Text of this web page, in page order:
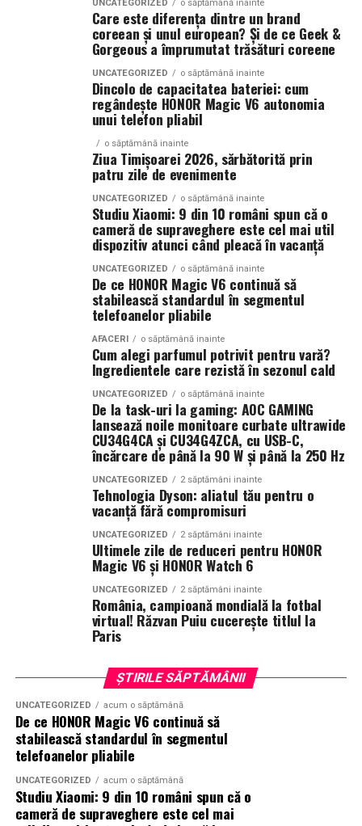
lucru contribuie la creșterea rentabilității investiției și la
îmbunătățirea performanței generale a strategiei de
O strategie digitală eficientă presupune colaborarea
dintre toate componentele importante: website, SEO,
conținut, promovare și analiză de date. Atunci când
aceste elemente sunt integrate corect, rezultatele devin
mai stabile și mai predictibile.
Pe termen lung, beneficiile sunt evidente. Crește
numărul de clienți, se consolidează reputația brandului
și se dezvoltă relații mai puternice cu publicul. În plus,
investițiile realizate în mediul online produc efecte care
se acumulează și generează valoare constantă.
strategic observă frecvent creșteri ale veniturilor și o
poziționare mai bună în piață. Aceste avantaje oferă
stabilitate și creează premisele unei dezvoltări
În concluzie, integrarea unui website performant cu
optimizarea și promovarea eficientă reprezintă una
dintre cele mai profitabile direcții de dezvoltare pentru
orice afacere care dorește să își crească numărul de
clienți și să își consolideze prezența online.
(Advertorial AI)
La Lime este alegerea potrivită.
Parfumul este construit în jurul lime-ului peruvian,
Akigalawood, o notă lemnoasă modernă care oferă
profunzime și persistență. Rezultatul este un parfum
vibrant, contemporan și ușor de purtat în orice moment
Tropic Thunder– vacanța într-o sticlă
Pentru cei care preferă parfumurile mai calde și
senzuale, Tropic Thunder propune o atmosferă complet
Smochina coaptă, laptele de cocos și lemnul de santal
construiesc o compoziție inspirată de zilele petrecute la
soare și de energia destinațiilor tropicale. Este un
parfum care îmbină prospețimea fructelor cu confortul
notelor cremoase și lemnoase, fiind ideal pentru serile
Parfumuri create fără limite
La La Lime, cât șiTropic Thunderfac parte din
, prima colecție Oriflame inspirată din parfumeria
Colecția a fost dezvoltată în colaborare cu Givaudan și
cu noua generație de parfumieri ai școlii sale de
parfumerie. În cadrul unui proiect unic, aceștia au
primit aceeași provocare: să creeze fără reguli, fără
constrângeri comerciale și fără limitări de cost.
Rezultatul este o colecție de parfumuri moderne,
construite în jurul creativității și al ingredientelor
Pentru cei care vor să descopere mai mult decât
parfumul din sticlă, Oriflame a lansat și o serie
episoade disponibile pe YouTube
întregul proces de creație, de la inspirație și alegerea
ingredientelor până la competiția dintre parfumieri.
UNCATEGORIZED o săptămână inainte
Care este diferența dintre un brand
coreean și unul european? Și de ce Geek &
Gorgeous a împrumutat trăsături coreene
UNCATEGORIZED o săptămână inainte
Dincolo de capacitatea bateriei: cum
regândește HONOR Magic V6 autonomia
unui telefon pliabil
o săptămână inainte
Ziua Timișoarei 2026, sărbătorită prin
patru zile de evenimente
UNCATEGORIZED o săptămână inainte
Studiu Xiaomi: 9 din 10 români spun că o
cameră de supraveghere este cel mai util
dispozitiv atunci când pleacă în vacanță
UNCATEGORIZED o săptămână inainte
De ce HONOR Magic V6 continuă să
stabilească standardul în segmentul
telefoanelor pliabile
AFACERI o săptămână inainte
Cum alegi parfumul potrivit pentru vară?
Ingredientele care rezistă în sezonul cald
UNCATEGORIZED o săptămână inainte
De la task-uri la gaming: AOC GAMING
lansează noile monitoare curbate ultrawide
CU34G4CA și CU34G4ZCA, cu USB-C,
încărcare de până la 90 W și până la 250 Hz
UNCATEGORIZED 2 săptămâni inainte
Tehnologia Dyson: aliatul tău pentru o
vacanță fără compromisuri
UNCATEGORIZED 2 săptămâni inainte
Ultimele zile de reduceri pentru HONOR
Magic V6 și HONOR Watch 6
UNCATEGORIZED 2 săptămâni inainte
România, campioană mondială la fotbal
virtual! Răzvan Puiu cucerește titlul la
Paris
ȘTIRILE SĂPTĂMÂNII
UNCATEGORIZED acum o săptămână
De ce HONOR Magic V6 continuă să
stabilească standardul în segmentul
telefoanelor pliabile
UNCATEGORIZED acum o săptămână
Studiu Xiaomi: 9 din 10 români spun că o
cameră de supraveghere este cel mai